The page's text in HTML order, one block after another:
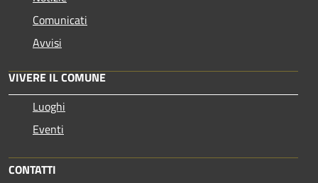
Comunicati
Avvisi
VIVERE IL COMUNE
Luoghi
Eventi
CONTATTI